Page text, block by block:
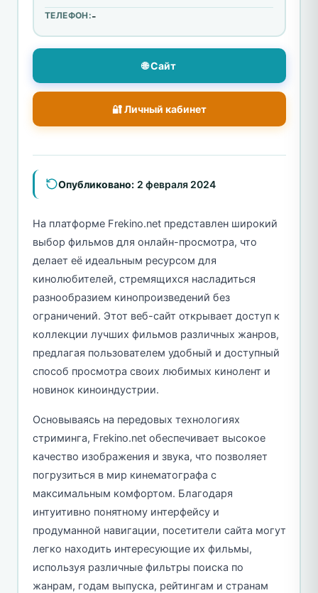
ТЕЛЕФОН:-
🌐 Сайт
🔐 Личный кабинет
Опубликовано: 2 февраля 2024
На платформе Frekino.net представлен широкий
выбор фильмов для онлайн-просмотра, что
делает её идеальным ресурсом для
кинолюбителей, стремящихся насладиться
разнообразием кинопроизведений без
ограничений. Этот веб-сайт открывает доступ к
коллекции лучших фильмов различных жанров,
предлагая пользователем удобный и доступный
способ просмотра своих любимых кинолент и
новинок киноиндустрии.
Основываясь на передовых технологиях
стриминга, Frekino.net обеспечивает высокое
качество изображения и звука, что позволяет
погрузиться в мир кинематографа с
максимальным комфортом. Благодаря
интуитивно понятному интерфейсу и
продуманной навигации, посетители сайта могут
легко находить интересующие их фильмы,
используя различные фильтры поиска по
жанрам, годам выпуска, рейтингам и странам